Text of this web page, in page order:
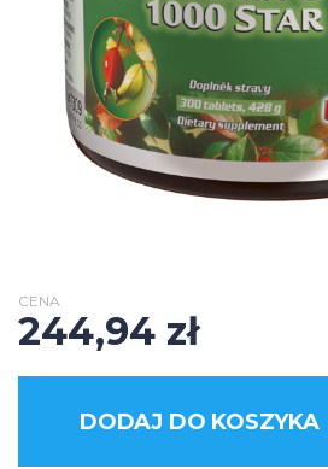
CENA
244,94 zł
DODAJ DO KOSZYKA